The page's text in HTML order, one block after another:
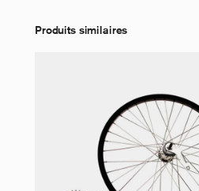
Produits similaires